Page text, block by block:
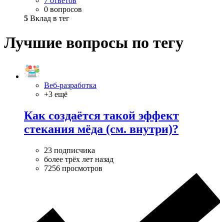
0 вопросов
5 Вклад в тег
Лучшие вопросы по тегу
Веб-разработка
+3 ещё
Как создаётся такой эффект
стекания мёда (см. внутри)?
23 подписчика
более трёх лет назад
7256 просмотров